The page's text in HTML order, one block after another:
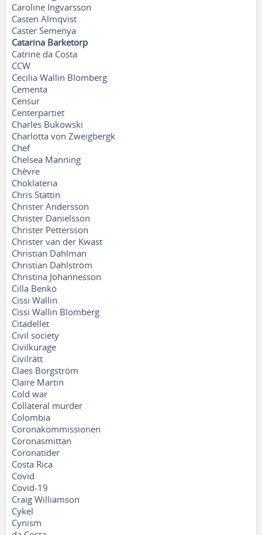
Caroline Ingvarsson
Casten Almqvist
Caster Semenya
Catarina Barketorp
Catrine da Costa
CCW
Cecilia Wallin Blomberg
Cementa
Censur
Centerpartiet
Charles Bukowski
Charlotta von Zweigbergk
Chef
Chelsea Manning
Chèvre
Choklateria
Chris Stattin
Christer Andersson
Christer Danielsson
Christer Pettersson
Christer van der Kwast
Christian Dahlman
Christian Dahlström
Christina Johannesson
Cilla Benkö
Cissi Wallin
Cissi Wallin Blomberg
Citadellet
Civil society
Civilkurage
Civilrätt
Claes Borgström
Claire Martin
Cold war
Collateral murder
Colombia
Coronakommissionen
Coronasmittan
Coronatider
Costa Rica
Covid
Covid-19
Craig Williamson
Cykel
Cynism